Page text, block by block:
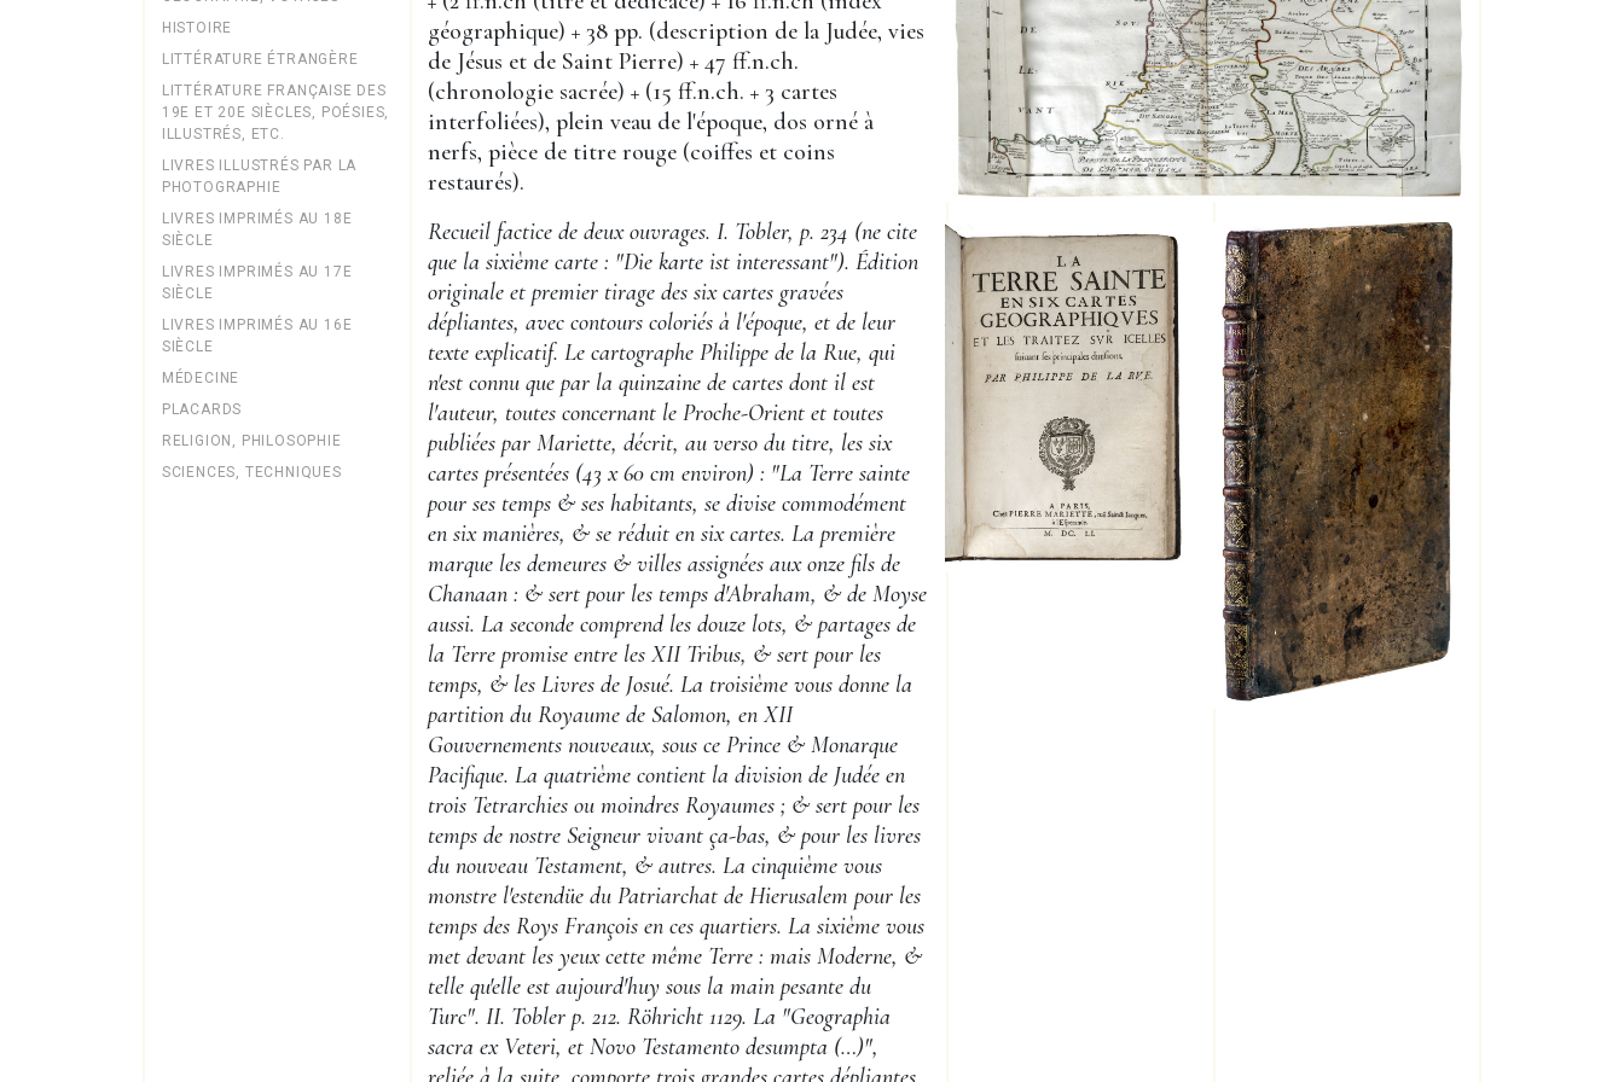
HISTOIRE
LITTÉRATURE ÉTRANGÈRE
LITTÉRATURE FRANÇAISE DES
19E ET 20E SIÈCLES, POÉSIES,
ILLUSTRÉS, ETC.
LIVRES ILLUSTRÉS PAR LA
PHOTOGRAPHIE
LIVRES IMPRIMÉS AU 18E
SIÈCLE
LIVRES IMPRIMÉS AU 17E
SIÈCLE
LIVRES IMPRIMÉS AU 16E
SIÈCLE
MÉDECINE
PLACARDS
RELIGION, PHILOSOPHIE
SCIENCES, TECHNIQUES
géographique) + 38 pp. (description de la Judée, vies
de Jésus et de Saint Pierre) + 47 ff.n.ch.
(chronologie sacrée) + (15 ff.n.ch. + 3 cartes
interfoliées), plein veau de l'époque, dos orné à
nerfs, pièce de titre rouge (coiffes et coins
restaurés).
Recueil factice de deux ouvrages. I. Tobler, p. 234 (ne cite
que la sixième carte : "Die karte ist interessant"). Édition
originale et premier tirage des six cartes gravées
dépliantes, avec contours coloriés à l'époque, et de leur
texte explicatif. Le cartographe Philippe de la Rue, qui
n'est connu que par la quinzaine de cartes dont il est
l'auteur, toutes concernant le Proche-Orient et toutes
publiées par Mariette, décrit, au verso du titre, les six
cartes présentées (43 x 60 cm environ) : "La Terre sainte
pour ses temps & ses habitants, se divise commodément
en six manières, & se réduit en six cartes. La première
marque les demeures & villes assignées aux onze fils de
Chanaan : & sert pour les temps d'Abraham, & de Moyse
aussi. La seconde comprend les douze lots, & partages de
la Terre promise entre les XII Tribus, & sert pour les
temps, & les Livres de Josué. La troisième vous donne la
partition du Royaume de Salomon, en XII
Gouvernements nouveaux, sous ce Prince & Monarque
Pacifique. La quatrième contient la division de Judée en
trois Tetrarchies ou moindres Royaumes ; & sert pour les
temps de nostre Seigneur vivant ça-bas, & pour les livres
du nouveau Testament, & autres. La cinquième vous
monstre l'estendüe du Patriarchat de Hierusalem pour les
temps des Roys François en ces quartiers. La sixième vous
met devant les yeux cette même Terre : mais Moderne, &
telle qu'elle est aujourd'huy sous la main pesante du
Turc". II. Tobler p. 212. Röhricht 1129. La "Geographia
sacra ex Veteri, et Novo Testamento desumpta (…)",